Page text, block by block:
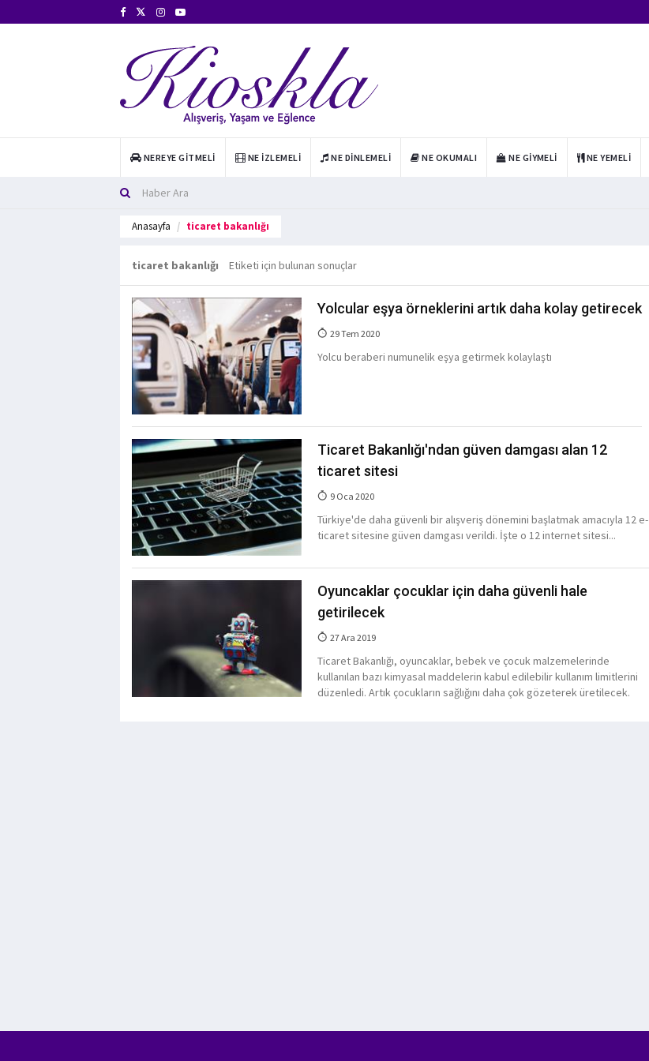
NEREYE GITMELI NE İZLEMELI NE DINLEMELI NE OKUMALI NE GIYMELI NE YEMELI
Anasayfa ticaret bakanlığı
ticaret bakanlığı Etiketi için bulunan sonuçlar
Yolcular eşya örneklerini artık daha kolay getirecek
29 Tem 2020
Yolcu beraberi numunelik eşya getirmek kolaylaştı
Ticaret Bakanlığı'ndan güven damgası alan 12
ticaret sitesi
9 Oca 2020
Türkiye'de daha güvenli bir alışveriş dönemini başlatmak amacıyla 12 e-
ticaret sitesine güven damgası verildi. İşte o 12 internet sitesi...
Oyuncaklar çocuklar için daha güvenli hale
getirilecek
27 Ara 2019
Ticaret Bakanlığı, oyuncaklar, bebek ve çocuk malzemelerinde
kullanılan bazı kimyasal maddelerin kabul edilebilir kullanım limitlerini
düzenledi. Artık çocukların sağlığını daha çok gözeterek üretilecek.